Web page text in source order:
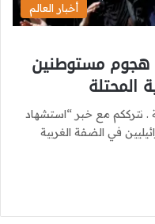
أخبار العالم
هجوم مستوطنين
المحتلة
العالمية . نترككم مع خبر “استشهاد
في الضفة الغربية